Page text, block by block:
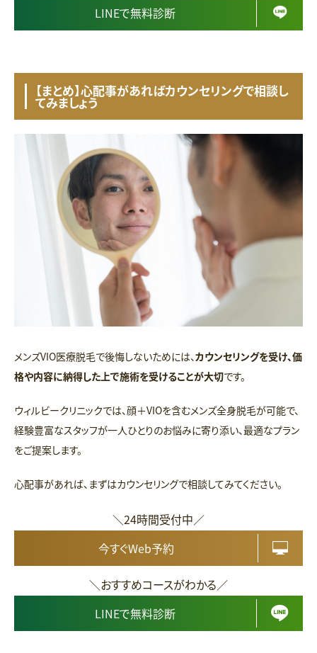
LINEで無料診断
【まとめ】心配事があればカウンセリングで相談し
てみましょう
メンズVIO医療脱毛で後悔しないためには、カウンセリングを受け、価
格や内容に納得した上で施術を受けることが大切です。
ウィルビークリニックでは、顔＋VIOを含むメンズ全身脱毛が可能で、
経験豊富なスタッフが一人ひとりのお悩みに寄り添い、最適なプラン
をご提案します。
心配事があれば、まずはカウンセリングで相談してみてください。
＼24時間受付中／
今すぐWeb予約
＼おすすめコースがわかる／
LINEで無料診断